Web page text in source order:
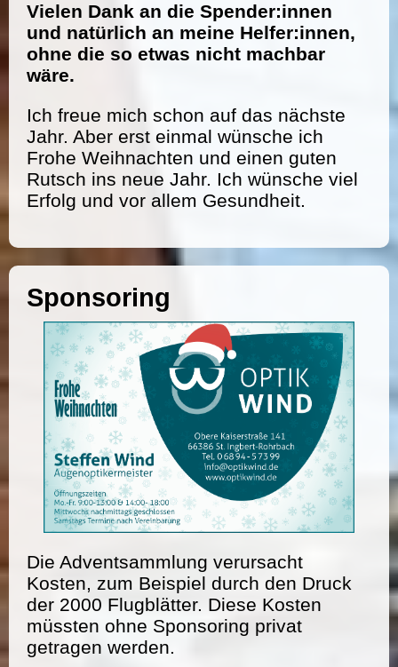
Vielen Dank an die Spender:innen
und natürlich an meine Helfer:innen,
ohne die so etwas nicht machbar
wäre.
Ich freue mich schon auf das nächste
Jahr. Aber erst einmal wünsche ich
Frohe Weihnachten und einen guten
Rutsch ins neue Jahr. Ich wünsche viel
Erfolg und vor allem Gesundheit.
Sponsoring
Die Adventsammlung verursacht
Kosten, zum Beispiel durch den Druck
der 2000 Flugblätter. Diese Kosten
müssten ohne Sponsoring privat
getragen werden.